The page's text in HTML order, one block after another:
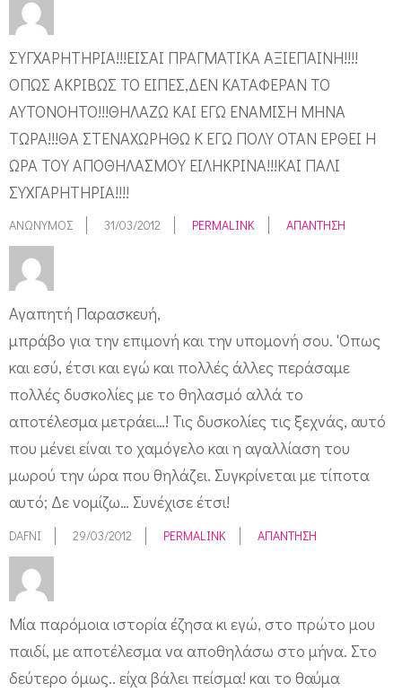
ΣΥΓΧΑΡΗΤΗΡΙΑ!!!ΕΙΣΑΙ ΠΡΑΓΜΑΤΙΚΑ ΑΞΙΕΠΑΙΝΗ!!!!
ΟΠΩΣ ΑΚΡΙΒΩΣ ΤΟ ΕΙΠΕΣ,ΔΕΝ ΚΑΤΑΦΕΡΑΝ ΤΟ
ΑΥΤΟΝΟΗΤΟ!!!ΘΗΛΑΖΩ ΚΑΙ ΕΓΩ ΕΝΑΜΙΣΗ ΜΗΝΑ
ΤΩΡΑ!!!ΘΑ ΣΤΕΝΑΧΩΡΗΘΩ Κ ΕΓΩ ΠΟΛΥ ΟΤΑΝ ΕΡΘΕΙ Η
ΩΡΑ ΤΟΥ ΑΠΟΘΗΛΑΣΜΟΥ ΕΙΛΗΚΡΙΝΑ!!!ΚΑΙ ΠΑΛΙ
ΣΥΧΓΑΡΗΤΗΡΙΑ!!!!
ΑΝΏΝΥΜΟΣ 31/03/2012 PERMALINK ΑΠΆΝΤΗΣΗ
Αγαπητή Παρασκευή,
μπράβο για την επιμονή και την υπομονή σου. 'Οπως
και εσύ, έτσι και εγώ και πολλές άλλες περάσαμε
πολλές δυσκολίες με το θηλασμό αλλά το
αποτέλεσμα μετράει…! Τις δυσκολίες τις ξεχνάς, αυτό
που μένει είναι το χαμόγελο και η αγαλλίαση του
μωρού την ώρα που θηλάζει. Συγκρίνεται με τίποτα
αυτό; Δε νομίζω… Συνέχισε έτσι!
DAFNI 29/03/2012 PERMALINK ΑΠΆΝΤΗΣΗ
Μία παρόμοια ιστορία έζησα κι εγώ, στο πρώτο μου
παιδί, με αποτέλεσμα να αποθηλάσω στο μήνα. Στο
δεύτερο όμως.. είχα βάλει πείσμα! και το θαύμα